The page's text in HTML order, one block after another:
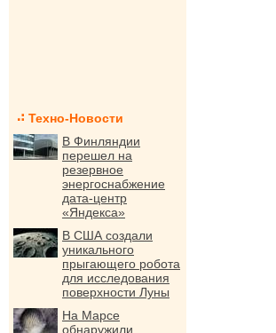
Техно-Новости
В Финляндии
перешел на
резервное
энергоснабжение
дата-центр
«Яндекса»
В США создали
уникального
прыгающего робота
для исследования
поверхности Луны
На Марсе
обнаружили